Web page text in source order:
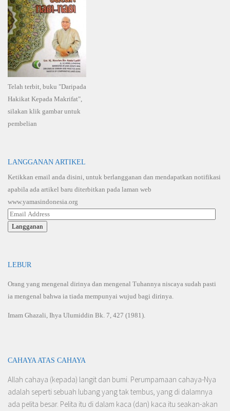
Telah terbit, buku "Daripada
Hakikat Kepada Makrifat",
silakan klik gambar untuk
pembelian
LANGGANAN ARTIKEL
Ketikkan email anda disini, untuk berlangganan dan mendapatkan notifikasi
apabila ada artikel baru diterbitkan pada laman web
www.yamasindonesia.org
Email
Address
Langganan
LEBUR
Orang yang mengenal dirinya dan mengenal Tuhannya niscaya sudah pasti
ia mengenal bahwa ia tiada mempunyai wujud bagi dirinya.
Imam Ghazali, Ihya Ulumiddin Bk. 7, 427 (1981).
CAHAYA ATAS CAHAYA
Allah cahaya (kepada) langit dan bumi. Perumpamaan cahaya-Nya
adalah seperti sebuah lubang yang tak tembus, yang di dalamnya
ada pelita besar. Pelita itu di dalam kaca (dan) kaca itu seakan-akan